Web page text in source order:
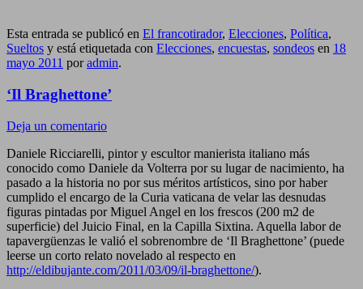
Esta entrada se publicó en El francotirador, Elecciones, Política,
Sueltos y está etiquetada con Elecciones, encuestas, sondeos en 18
mayo 2011 poradmin.
‘Il Braghettone’
Deja un comentario
Daniele Ricciarelli, pintor y escultor manierista italiano más
conocido como Daniele da Volterra por su lugar de nacimiento, ha
pasado a la historia no por sus méritos artísticos, sino por haber
cumplido el encargo de la Curia vaticana de velar las desnudas
figuras pintadas por Miguel Angel en los frescos (200 m2 de
superficie) del Juicio Final, en la Capilla Sixtina. Aquella labor de
tapavergüenzas le valió el sobrenombre de ‘Il Braghettone’ (puede
leerse un corto relato novelado al respecto en
http://eldibujante.com/2011/03/09/il-braghettone/).